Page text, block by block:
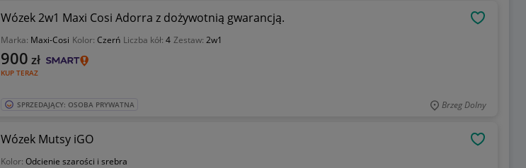
Wózek 2w1 Maxi Cosi Adorra z dożywotnią gwarancją.
Marka: Maxi-Cosi Kolor: Czerń Liczba kół: 4 Zestaw: 2w1
KUP TERAZ
900 zł
SPRZEDAJĄCY: OSOBA PRYWATNA Brzeg Dolny
Wózek Mutsy iGO
Kolor: Odcienie szarości i srebra